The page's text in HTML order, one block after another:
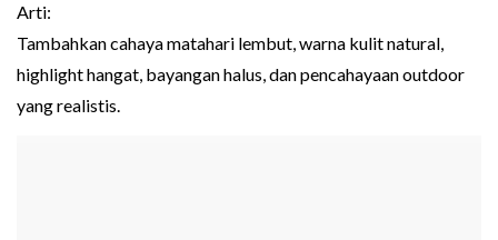
Arti:
Tambahkan cahaya matahari lembut, warna kulit natural,
highlight hangat, bayangan halus, dan pencahayaan outdoor
yang realistis.